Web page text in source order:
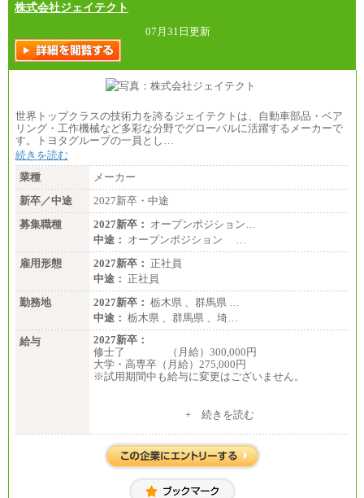
株式会社ジェイテクト
07月31日更新
世界トップクラスの技術力を誇るジェイテクトは、自動車部品・ベア
リング・工作機械など多彩な分野でグローバルに活躍するメーカーで
す。トヨタグループの一員とし…
続きを読む
業種
メーカー
新卒／中途
2027新卒・中途
募集職種
2027新卒： オープンポジション…
中途： オープンポジション …
雇用形態
2027新卒： 正社員
中途： 正社員
勤務地
2027新卒： 栃木県 、群馬県 …
中途： 栃木県 、群馬県 、埼…
給与
2027新卒：
修士了 （月給）300,000円
大学・高専卒（月給）275,000円
※試用期間中も給与に変更はございません。
大学・高専卒（月給）275,000円
※試用期間中も給与に変更はございません。
+ 続きを読む